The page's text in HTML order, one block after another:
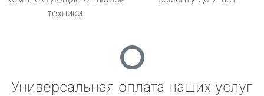
техники.
Универсальная оплата наших услуг